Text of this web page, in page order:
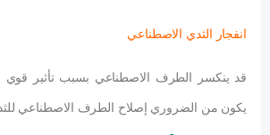
انفجار الثدي الاصطناعي
قد ينكسر الطرف الاصطناعي بسبب تأثير قوي
يكون من الضروري إصلاح الطرف الاصطناعي للثدي.